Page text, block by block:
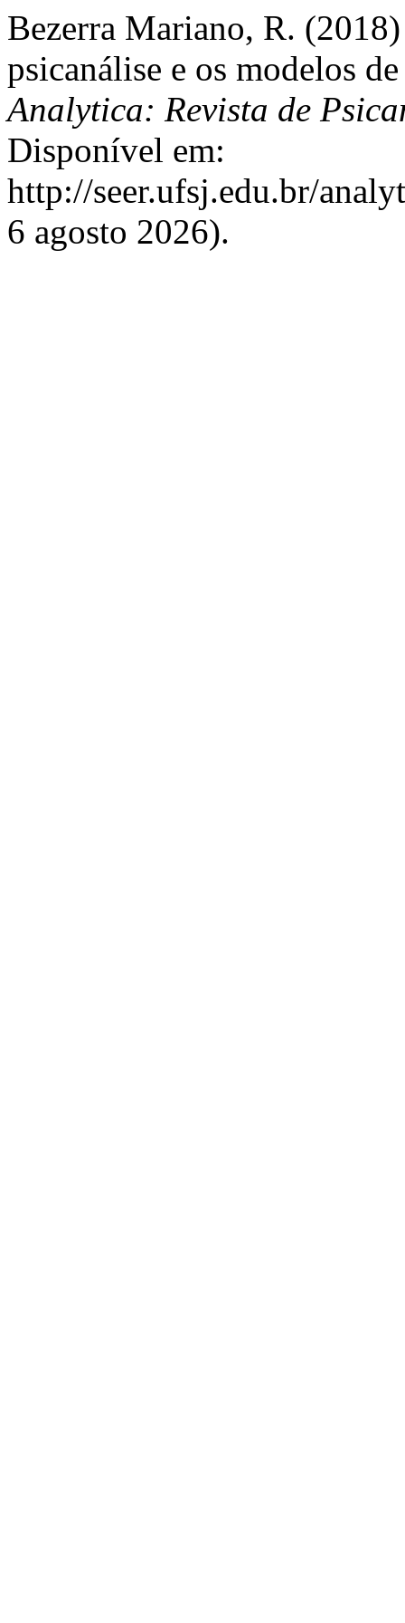
Bezerra Mariano, R.
psicanálise e os modelos
Analytica: Revista de
Disponível em:
http://seer.ufsj.edu.br/
6 agosto 2026).